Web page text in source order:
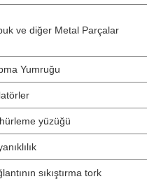
ve diğer Metal Parçalar
Yumruğu
yüzüğü
sıkıştırma tork